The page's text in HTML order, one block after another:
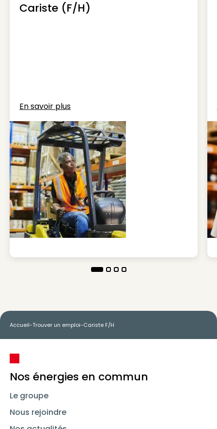
Cariste (F/H)
En savoir plus
Accueil-Trouver un emploi-Cariste F/H
Nos énergies en commun
Le groupe
Nous rejoindre